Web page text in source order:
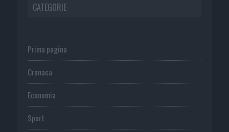
CATEGORIE
Prima pagina
Cronaca
Economia
Sport